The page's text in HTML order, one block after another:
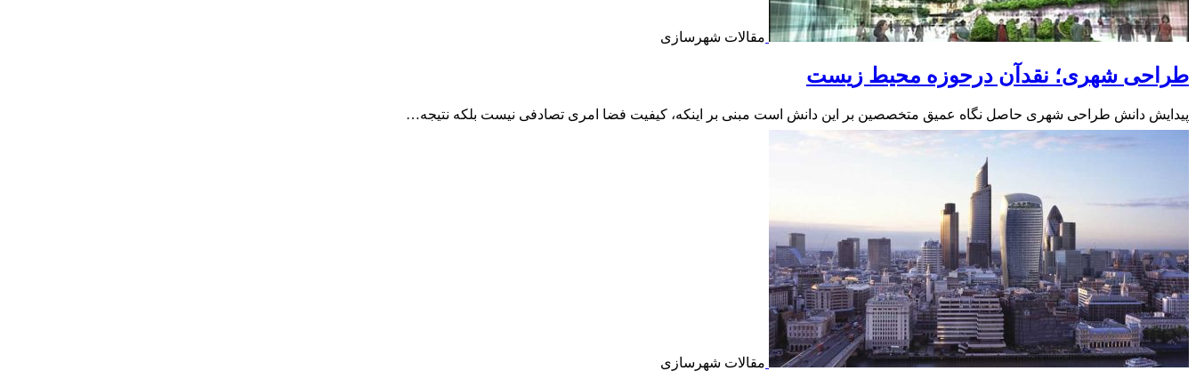
مقالات شهرسازی
طراحی شهری؛ نقدآن درحوزه محیط زیست
پیدایش دانش طراحی شهری حاصل نگاه عمیق متخصصین بر این دانش است مبنی بر اینکه، کیفیت فضا امری تصادفی نیست بلکه نتیجه…
مقالات شهرسازی